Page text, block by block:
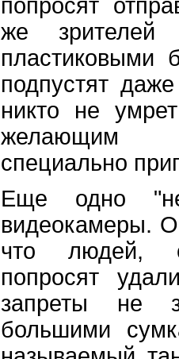
попросят
же
пластиковыми
подпустят
никто не
желающим
специально
Еще одно
видеокамеры.
что людей,
попросят
запреты не
большими